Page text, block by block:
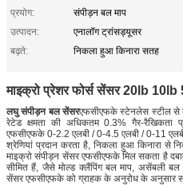
प्रयोग:
संपीड़न बल माप
उत्पादन:
एनालॉग ट्रांसड्यूसर
बढ़ते:
निकला हुआ किनारा सतह
माइक्रो प्रेशर फोर्स सेंसर 20lb
लघु संपीड़न बल सेंसरएफसीएफके स्टेनलेस स्टील से
रेटेड क्षमता की अधिकतम 0.3% गैर-
एफसीएफके 0-2.2 एलबी / 0-4.5 एलबी / 0-11
श्रेणियां प्रदान करता है, निकला हुआ किनारा से
माइक्रो संपीड़न सेंसर एफसीएफके मिल सकता है
सीमित हैं, जैसे मोल्ड क्लैंपिंग बल माप, असेंबली बल
सेंसर एफसीएफके को ग्राहक के अनुरोध के अनुसार